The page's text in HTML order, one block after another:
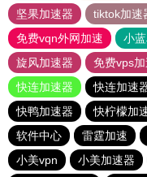
坚果加速器
tiktok加速
免费vqn外网加速
小
旋风加速器
免费vps
快连加速器
快连加速
快鸭加速器
快柠檬加
软件中心
雷霆加速
小美vpn
小美加速器